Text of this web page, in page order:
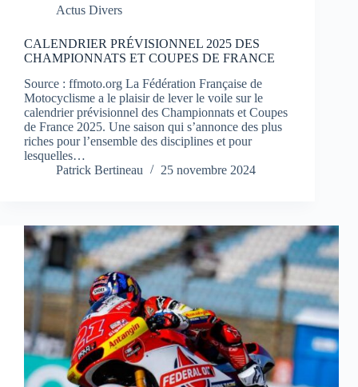
Actus Divers
CALENDRIER PRÉVISIONNEL 2025 DES
CHAMPIONNATS ET COUPES DE FRANCE
Source : ffmoto.org La Fédération Française de
Motocyclisme a le plaisir de lever le voile sur le
calendrier prévisionnel des Championnats et Coupes
de France 2025. Une saison qui s’annonce des plus
riches pour l’ensemble des disciplines et pour
lesquelles…
Patrick Bertineau
25 novembre 2024